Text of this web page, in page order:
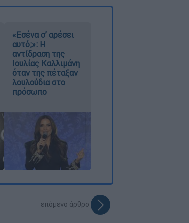
«Εσένα σ’ αρέσει
αυτό;»: Η
αντίδραση της
Ιουλίας Καλλιμάνη
όταν της πέταξαν
λουλούδια στο
πρόσωπο
επόμενο άρθρο